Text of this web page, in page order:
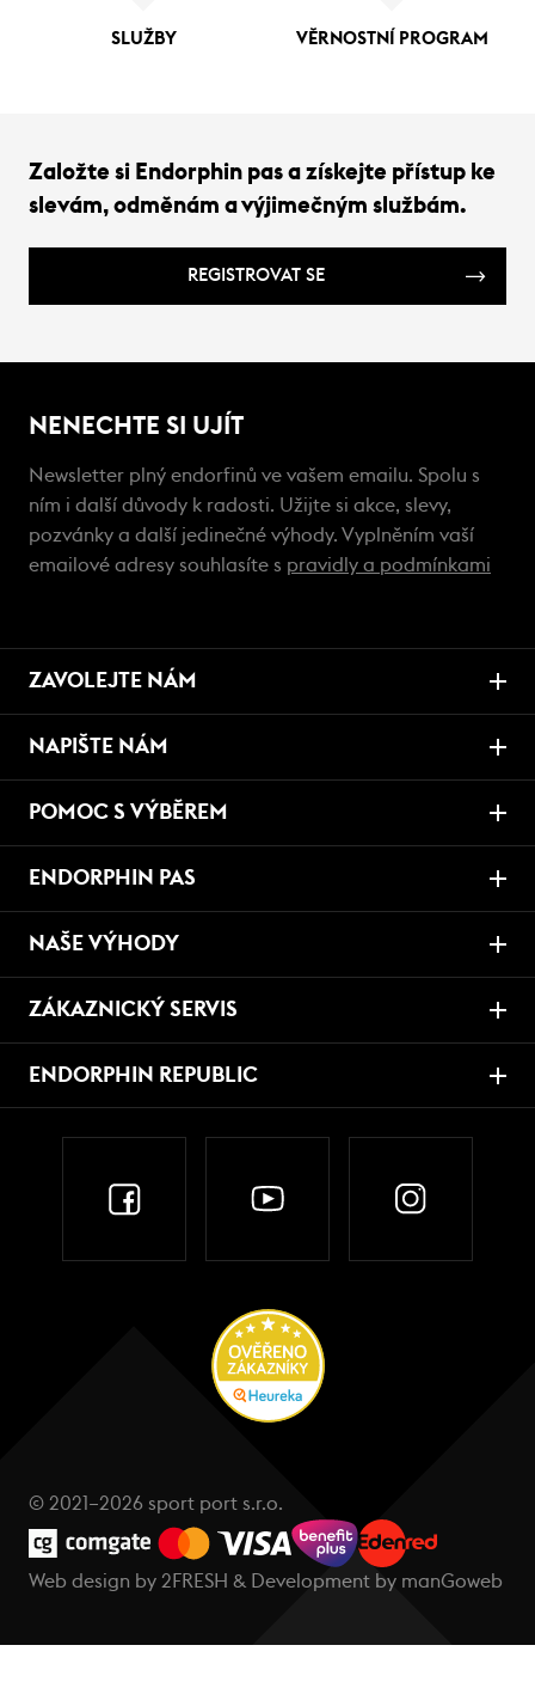
SLUŽBY VĚRNOSTNÍ PROGRAM
Založte si Endorphin pas a získejte přístup ke
slevám, odměnám a výjimečným službám.
REGISTROVAT SE
NENECHTE SI UJÍT
Newsletter plný endorfinů ve vašem emailu. Spolu s
ním i další důvody k radosti. Užijte si akce, slevy,
pozvánky a další jedinečné výhody. Vyplněním vaší
emailové adresy souhlasíte s pravidly a podmínkami
ZAVOLEJTE NÁM
NAPIŠTE NÁM
POMOC S VÝBĚREM
ENDORPHIN PAS
NAŠE VÝHODY
ZÁKAZNICKÝ SERVIS
ENDORPHIN REPUBLIC
© 2021–2026 sport port s.r.o.
Web design by 2FRESH & Development by manGoweb